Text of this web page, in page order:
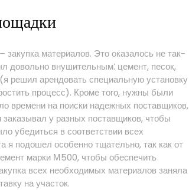
материалов. Это оказалось не так-
довольно внушительным⁚ цемент, песок,
решил арендовать специальную установку
процесс). Кроме того, нужны были
времени на поиски надежных поставщиков,
у разных поставщиков, чтобы
убедиться в соответствии всех
я подошел особенно тщательно, так как от
марки М500, чтобы обеспечить
всех необходимых материалов заняла
на участок.